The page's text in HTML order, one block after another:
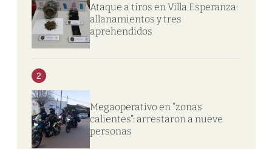
Ataque a tiros en Villa Esperanza:
allanamientos y tres
aprehendidos
2
Megaoperativo en “zonas
calientes”: arrestaron a nueve
personas